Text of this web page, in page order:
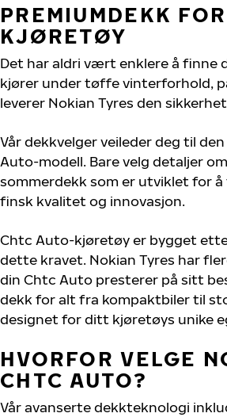
PREMIUMDEKK
KJØRETØY
Det har aldri vært enklere å finne
kjører under tøffe vinterforhold,
leverer Nokian Tyres den
Vår dekkvelger veileder deg til
Auto-modell. Bare velg detaljer
sommerdekk som er utviklet for
finsk kvalitet og innovasjon.
Chtc Auto-kjøretøy er bygget
dette kravet. Nokian Tyres har
din Chtc Auto presterer på sitt
dekk for alt fra kompaktbiler til
designet for ditt kjøretøys unike
HVORFOR VELGE
CHTC AUTO?
Vår avanserte dekkteknologi